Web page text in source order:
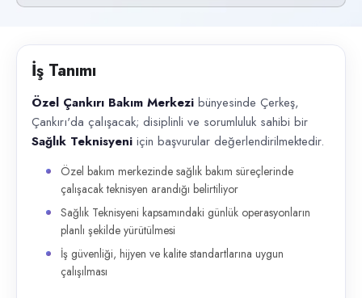
İlan açıklaması
Özel Çankırı Bakım Merkezi bünyesinde Çerkeş, Çankırı'da
İş Tanımı
Özel Çankırı Bakım Merkezi bünyesinde Çerkeş,
Çankırı'da çalışacak; disiplinli ve sorumluluk sahibi bir
Sağlık Teknisyeni için başvurular değerlendirilmektedir.
Özel bakım merkezinde sağlık bakım süreçlerinde
çalışacak teknisyen arandığı belirtiliyor
Sağlık Teknisyeni kapsamındaki günlük operasyonların
planlı şekilde yürütülmesi
İş güvenliği, hijyen ve kalite standartlarına uygun
çalışılması